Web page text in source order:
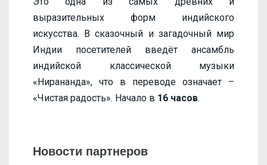
выразительных форм индийского
искусства. В сказочный и загадочный мир
Индии посетителей введёт ансамбль
индийской классической музыки
«Нирананда», что в переводе означает –
«Чистая радость». Начало в 16 часов.
Новости партнеров